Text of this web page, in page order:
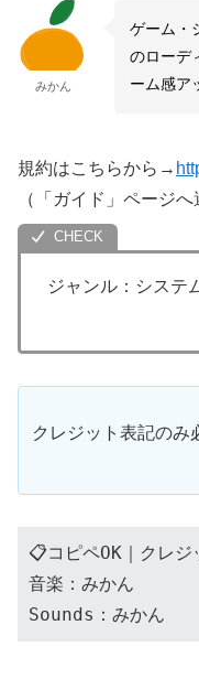
みかん
ゲーム・
のローデ
ーム感ア
規約はこちらから→
（「ガイド」ページへ
ジャンル：システ
クレジット表記のみ
📋コピペOK｜クレ
音楽：みかん
Sounds：みかん